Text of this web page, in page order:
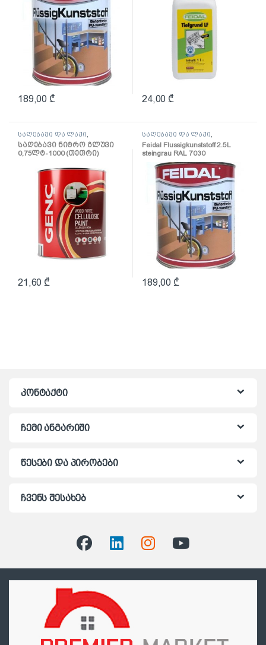
189,00 ₾ 24,00 ₾
საღებავი და ლაქი
საღებავი
საღებავი ნიტრო გლუვი
0,75ლტ-1000 (თეთრი)
21,60 ₾
საღებავი და ლაქი
საღებავი
Feidal Flussigkunststoff 2.5L
steingrau RAL 7030
(პოლიურეთანის
ზეთოვანი საღებავი)
189,00 ₾
კონტაქტი
ჩემი ანგარიში
წესები და პირობები
ჩვენს შესახებ